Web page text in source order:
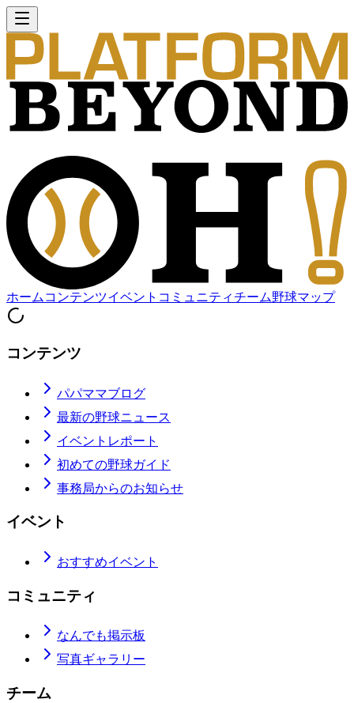
ホーム コンテンツイベント コミュニティチーム野球マップ
コンテンツ
パパママブログ
最新の野球ニュース
イベントレポート
初めての野球ガイド
事務局からのお知らせ
イベント
おすすめイベント
コミュニティ
なんでも掲示板
写真ギャラリー
チーム